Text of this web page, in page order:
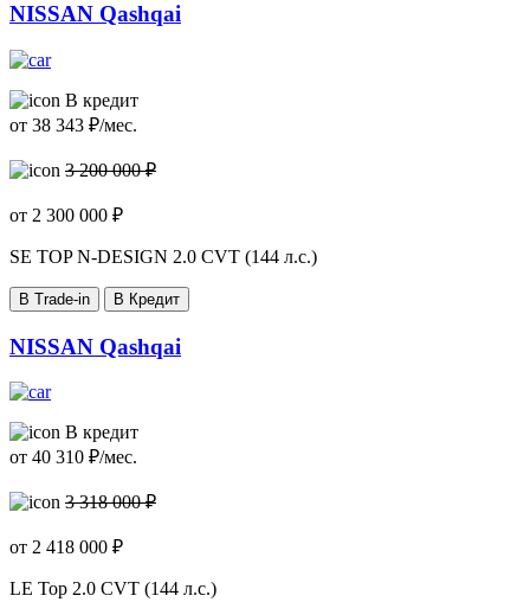
NISSAN Qashqai
В кредит
от 38 343 ₽/мес.
3 200 000 ₽
от 2 300 000 ₽
SE TOP N-DESIGN 2.0 CVT (144 л.с.)
В Trade-in В Кредит
NISSAN Qashqai
В кредит
от 40 310 ₽/мес.
3 318 000 ₽
от 2 418 000 ₽
LE Top 2.0 CVT (144 л.с.)